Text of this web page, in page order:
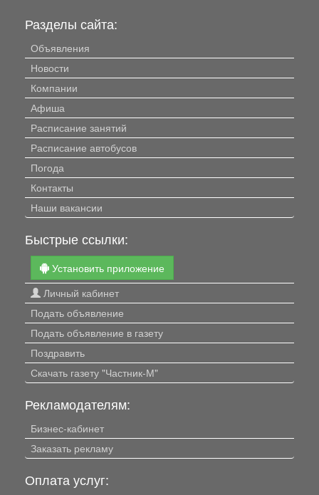
Разделы сайта:
Объявления
Новости
Компании
Афиша
Расписание занятий
Расписание автобусов
Погода
Контакты
Наши вакансии
Быстрые ссылки:
Установить приложение
Личный кабинет
Подать объявление
Подать объявление в газету
Поздравить
Скачать газету "Частник-М"
Рекламодателям:
Бизнес-кабинет
Заказать рекламу
Оплата услуг: